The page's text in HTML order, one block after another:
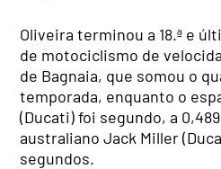
Oliveira terminou a 18.ª e
de motociclismo de
de Bagnaia, que somou o
temporada, enquanto o
(Ducati) foi segundo, a
australiano Jack Miller
segundos.